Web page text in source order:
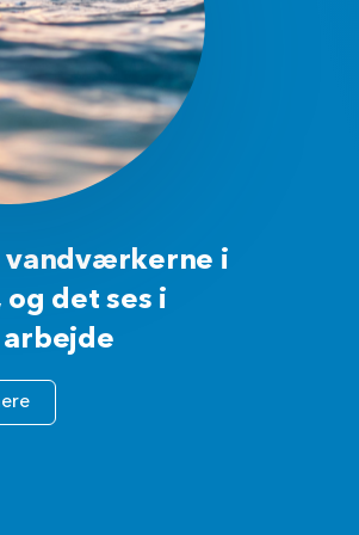
vandværkerne i
og det ses i